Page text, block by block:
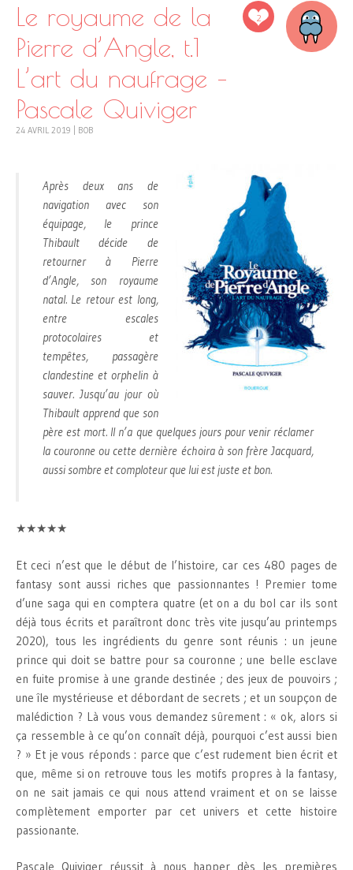
2
Le royaume de la
Pierre d’Angle, t.1
L’art du naufrage –
Pascale Quiviger
24 AVRIL 2019 BOB
Après deux ans de
navigation avec son
équipage, le prince
Thibault décide de
retourner à Pierre
d’Angle, son royaume
natal. Le retour est long,
entre escales
protocolaires et
tempêtes, passagère
clandestine et orphelin à
sauver. Jusqu’au jour où
Thibault apprend que son
père est mort. Il n’a que quelques jours pour venir réclamer
la couronne ou cette dernière échoira à son frère Jacquard,
aussi sombre et comploteur que lui est juste et bon.
★★★★★
Et ceci n’est que le début de l’histoire, car ces 480 pages de
fantasy sont aussi riches que passionnantes ! Premier tome
d’une saga qui en comptera quatre (et on a du bol car ils sont
déjà tous écrits et paraîtront donc très vite jusqu’au printemps
2020), tous les ingrédients du genre sont réunis : un jeune
prince qui doit se battre pour sa couronne ; une belle esclave
en fuite promise à une grande destinée ; des jeux de pouvoirs ;
une île mystérieuse et débordant de secrets ; et un soupçon de
malédiction ? Là vous vous demandez sûrement : « ok, alors si
ça ressemble à ce qu’on connaît déjà, pourquoi c’est aussi bien
? » Et je vous réponds : parce que c’est rudement bien écrit et
que, même si on retrouve tous les motifs propres à la fantasy,
on ne sait jamais ce qui nous attend vraiment et on se laisse
complètement emporter par cet univers et cette histoire
passionante.
Pascale Quiviger réussit à nous happer dès les premières